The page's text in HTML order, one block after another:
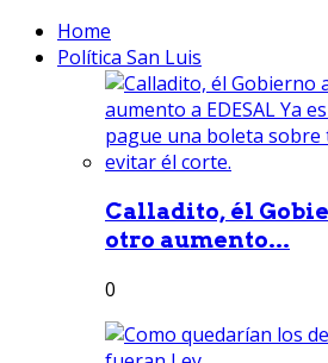
Home
Política San Luis
Calladito, él
otro aumento...
0